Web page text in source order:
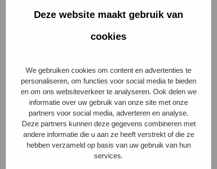
Deze website maakt gebruik van
cookies
We gebruiken cookies om content en advertenties te
personaliseren, om functies voor social media te bieden
en om ons websiteverkeer te analyseren. Ook delen we
informatie over uw gebruik van onze site met onze
partners voor social media, adverteren en analyse.
Deze partners kunnen deze gegevens combineren met
andere informatie die u aan ze heeft verstrekt of die ze
hebben verzameld op basis van uw gebruik van hun
services.
voor catering en barbecue.
Praktische methode